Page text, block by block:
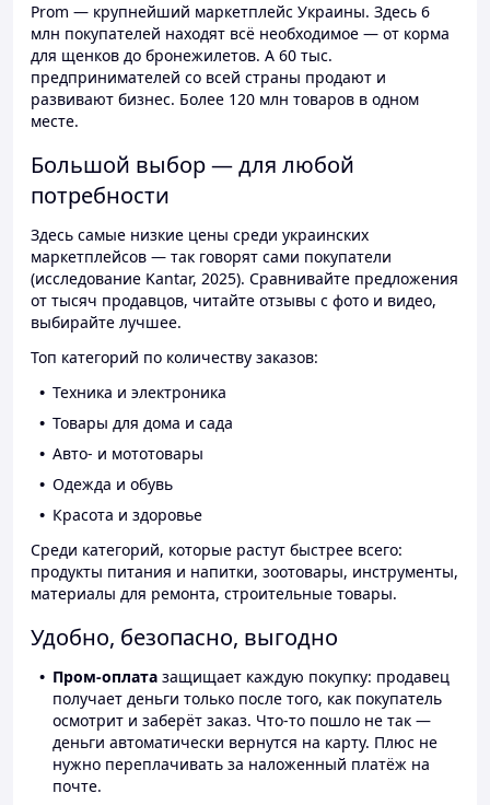
Prom — крупнейший маркетплейс Украины. Здесь 6
млн покупателей находят всё необходимое — от корма
для щенков до бронежилетов. А 60 тыс.
предпринимателей со всей страны продают и
развивают бизнес. Более 120 млн товаров в одном
месте.
Большой выбор — для любой
потребности
Здесь самые низкие цены среди украинских
маркетплейсов — так говорят сами покупатели
(исследование Kantar, 2025). Сравнивайте предложения
от тысяч продавцов, читайте отзывы с фото и видео,
выбирайте лучшее.
Топ категорий по количеству заказов:
Техника и электроника
Товары для дома и сада
Авто- и мототовары
Одежда и обувь
Красота и здоровье
Среди категорий, которые растут быстрее всего:
продукты питания и напитки, зоотовары, инструменты,
материалы для ремонта, строительные товары.
Удобно, безопасно, выгодно
Пром-оплата защищает каждую покупку: продавец
получает деньги только после того, как покупатель
осмотрит и заберёт заказ. Что-то пошло не так —
деньги автоматически вернутся на карту. Плюс не
нужно переплачивать за наложенный платёж на
почте.